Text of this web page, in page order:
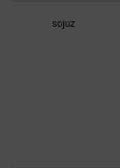
sojuz